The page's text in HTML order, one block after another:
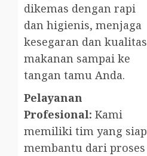
dikemas dengan rapi
dan higienis, menjaga
kesegaran dan kualitas
makanan sampai ke
tangan tamu Anda.
Pelayanan
Profesional: Kami
memiliki tim yang siap
membantu dari proses